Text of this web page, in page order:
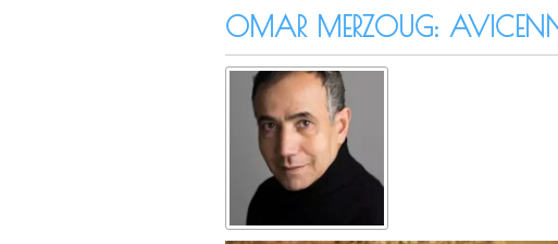
OMAR MERZOUG: